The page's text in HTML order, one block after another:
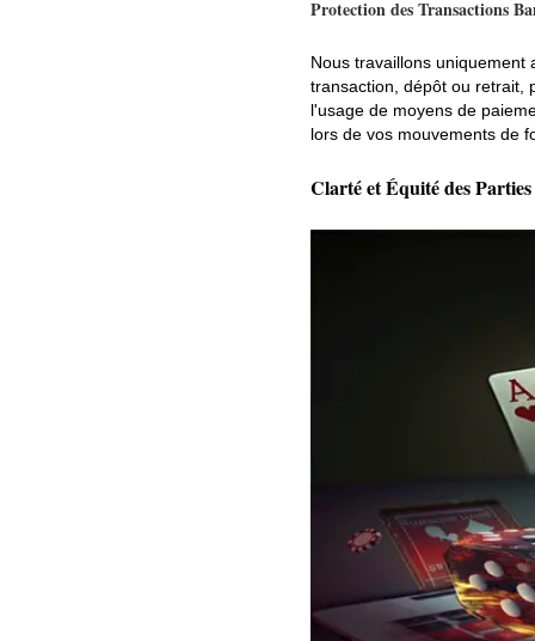
Protection des Transactions
Nous travaillons
transaction, dépôt ou retrait,
l'usage de moyens de
lors de vos mouvements de
Clarté et Équité des